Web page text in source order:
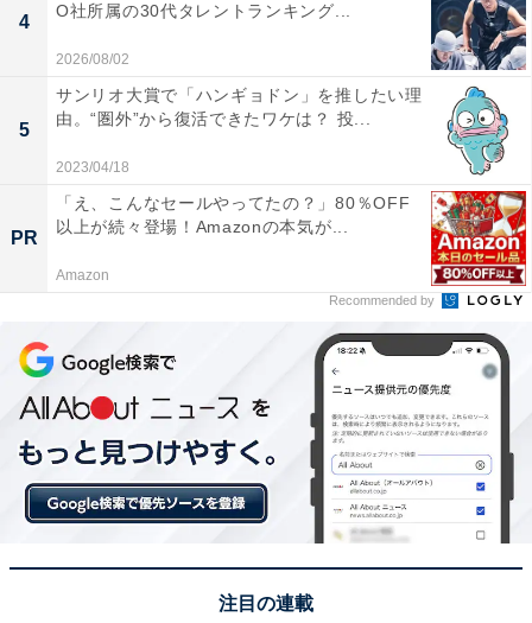
・メンバーはJun. K、ニックン、テギョン、ウヨ
ン、ジュノ、チャンソンの6人組
・2008年にJYPエンターテインメント（以下、
JYP）から韓国デビュー。J.Y. Parkが育成・プロデ
ュースを手掛けたボーイズグループとして注目を集
め、2011年には日本デビューを果たす
・鍛え上げられた肉体美とワイルドなパフォーマン
スで「野獣アイドル（略して野獣ドル）」という新
ジャンルを確立
・2020年には、5年前の楽曲『My House』のパフ
ォーマンス動画がYouTube上で話題となる「逆走現
象」を巻き起こし、再び注目を集めた
・日本デビュー15周年を迎える2026年5月に10年ぶ
りとなる東京ドーム公演を開催
4
O社所属の30代タレントランキング...
2026/08/02
5
サンリオ大賞で「ハンギョドン」を推したい理
由。“圏外”から復活できたワケは？ 投...
2023/04/18
PR
「え、こんなセールやってたの？」80％OFF
以上が続々登場！Amazonの本気が...
Amazon
Recommended by
注目の連載